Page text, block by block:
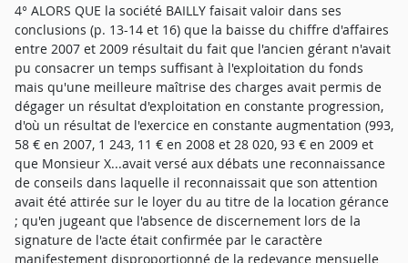
4° ALORS QUE la société BAILLY faisait valoir dans ses
conclusions (p. 13-14 et 16) que la baisse du chiffre d'affaires
entre 2007 et 2009 résultait du fait que l'ancien gérant n'avait
pu consacrer un temps suffisant à l'exploitation du fonds
mais qu'une meilleure maîtrise des charges avait permis de
dégager un résultat d'exploitation en constante progression,
d'où un résultat de l'exercice en constante augmentation (993,
58 € en 2007, 1 243, 11 € en 2008 et 28 020, 93 € en 2009 et
que Monsieur X...avait versé aux débats une reconnaissance
de conseils dans laquelle il reconnaissait que son attention
avait été attirée sur le loyer du au titre de la location gérance
; qu'en jugeant que l'absence de discernement lors de la
signature de l'acte était confirmée par le caractère
manifestement disproportionné de la redevance mensuelle